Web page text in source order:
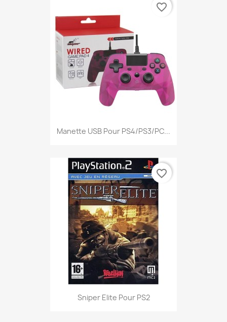
Manette USB Pour PS4/PS3/PC...
favorite_border
Sniper Elite Pour PS2
favorite_border